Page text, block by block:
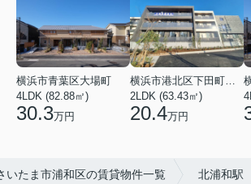
横浜市青葉区大場町
4LDK (82.88㎡)
30.3万円
2LDK (63.43㎡)
20.4万円
いたま市浦和区の賃貸物件一覧 北浦和駅